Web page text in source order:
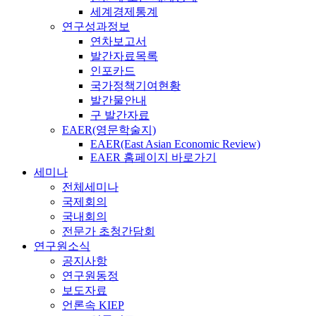
세계경제통계
연구성과정보
연차보고서
발간자료목록
인포카드
국가정책기여현황
발간물안내
구 발간자료
EAER(영문학술지)
EAER(East Asian Economic Review)
EAER 홈페이지 바로가기
세미나
전체세미나
국제회의
국내회의
전문가 초청간담회
연구원소식
공지사항
연구원동정
보도자료
언론속 KIEP